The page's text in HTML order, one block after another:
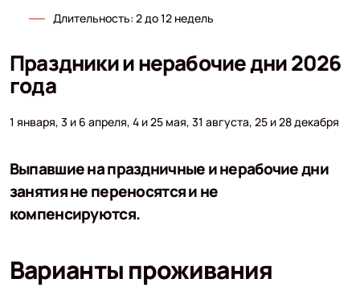
Длительность: 2 до 12 недель
Праздники и нерабочие дни 2026
года
1 января, 3 и 6 апреля, 4 и 25 мая, 31 августа, 25 и 28 декабря
Выпавшие на праздничные и нерабочие дни
занятия не переносятся и не
компенсируются.
Варианты проживания